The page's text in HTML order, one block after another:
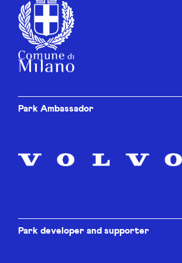
Park Ambassador
Park developer and supporter